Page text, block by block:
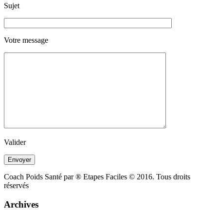
Sujet
Votre message
Valider
Coach Poids Santé par ® Etapes Faciles © 2016. Tous droits
réservés
Archives